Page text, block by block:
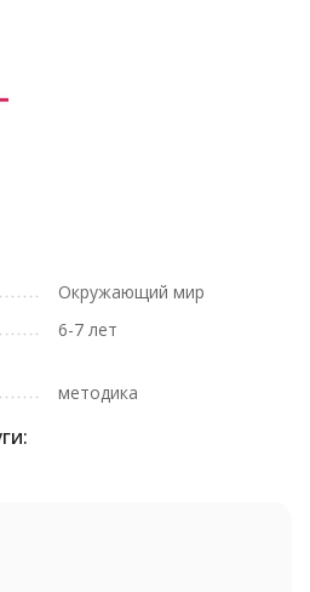
Окружающий мир
6-7 лет
методика